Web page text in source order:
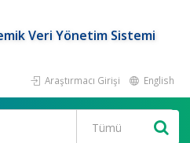
Veri Yönetim Sistemi
Araştırmacı Girişi English